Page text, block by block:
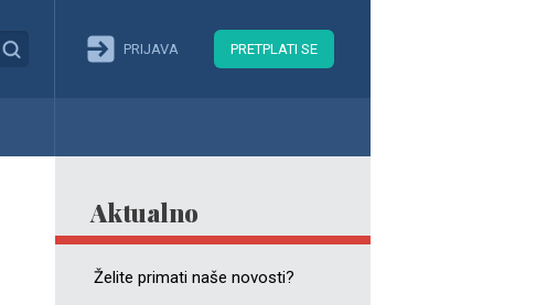
PRIJAVA PRETPLATI SE
Aktualno
Želite primati naše novosti?